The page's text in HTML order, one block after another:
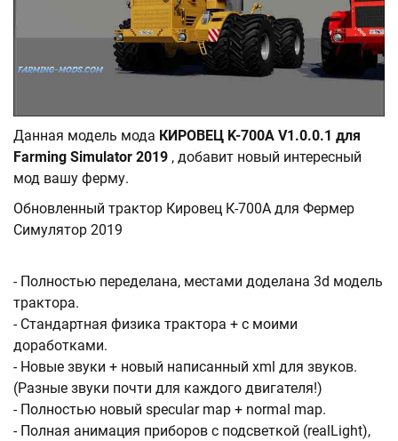
Данная модель мода КИРОВЕЦ K-700A V1.0.0.1 для
Farming Simulator 2019 , добавит новый интересный
мод вашу ферму.
Обновленный трактор Кировец К-700А для Фермер
Симулятор 2019
- Полностью переделана, местами доделана 3d модель
трактора.
- Стандартная физика трактора + с моими
доработками.
- Новые звуки + новый написанный xml для звуков.
(Разные звуки почти для каждого двигателя!)
- Полностью новый specular map + normal map.
- Полная анимация приборов с подсветкой (realLight),